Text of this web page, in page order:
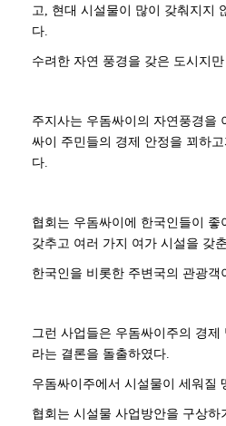
고, 현대 시설물이 많이 갖춰지지
다.
수려한 자연 풍경을 갖은 도시지
주지사는 우돔싸이의 자연풍경을
싸이 주민들의 경제 안정을 꾀하
다.
협회는 우돔싸이에 한국인들이
갖추고 여러 가지 여가 시설을 갖
한국인을 비롯한 주변국의 관광객
그런 사업들은 우돔싸이주의 경제
라는 결론을 돌출하였다.
우돔싸이주에서 시설물이 세워질
협회는 시설물 사업방안을 구상하